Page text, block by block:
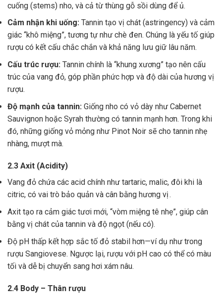
cuống (stems) nho, và cả từ thùng gỗ sồi dùng để ủ.
Cảm nhận khi uống: Tannin tạo vị chát (astringency) và cảm
giác “khô miệng”, tương tự như chè đen. Chúng là yếu tố giúp
rượu có kết cấu chắc chắn và khả năng lưu giữ lâu năm.
Cấu trúc rượu: Tannin chính là “khung xương” tạo nên cấu
trúc của vang đỏ, góp phần phức hợp và độ dài của hương vị
rượu.
Độ mạnh của tannin: Giống nho có vỏ dày như Cabernet
Sauvignon hoặc Syrah thường có tannin mạnh hơn. Trong khi
đó, những giống vỏ mỏng như Pinot Noir sẽ cho tannin nhẹ
nhàng, mượt mà.
2.3 Axit (Acidity)
Vang đỏ chứa các acid chính như tartaric, malic, đôi khi là
citric, có vai trò bảo quản và cân bằng hương vị .
Axit tạo ra cảm giác tươi mới, “vòm miệng tê nhẹ”, giúp cân
bằng vị chát của tannin và độ ngọt (nếu có).
Độ pH thấp kết hợp sắc tố đỏ stabil hơn—ví dụ như trong
rượu Sangiovese. Ngược lại, rượu với pH cao có thể có màu
tối và dễ bị chuyển sang hơi xám nâu.
2.4 Body – Thân rượu